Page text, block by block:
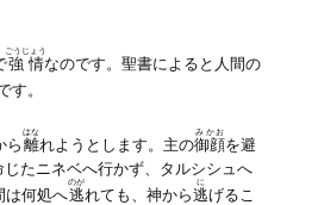
強情
ごうじょう
なのです。聖書によると人間の
す。
ら 離
はな
れようとします。主の御顔
みかお
を避
たニネベへ行かず、タルシシュへ
は何処へ逃
のが
れても、神から逃
に
げるこ